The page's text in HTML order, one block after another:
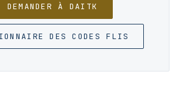
DEMANDER À DAITK
DES CODES FLIS